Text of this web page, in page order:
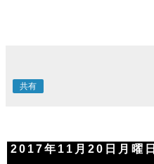
共有
2017年11月20日月曜日